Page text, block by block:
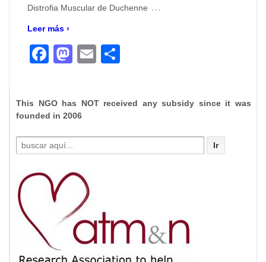
Distrofia Muscular de Duchenne …
Leer más ›
Facebook
Mastodon
Email
This NGO has NOT received any subsidy since it was
founded in 2006
Buscar
por: